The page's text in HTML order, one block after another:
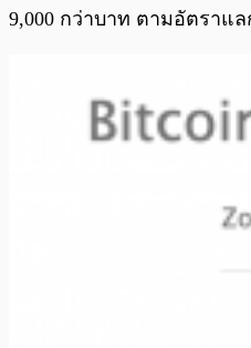
9,000 กว่าบาท ตามอัตราแ